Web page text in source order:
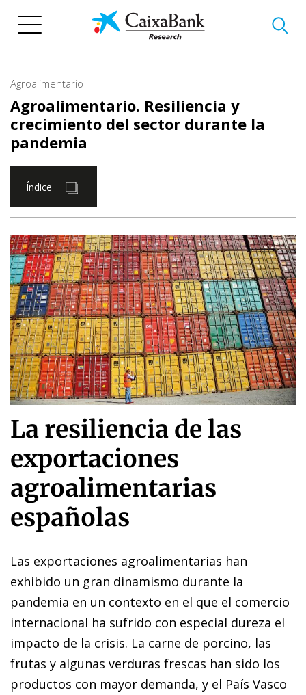
Agroalimentario
Agroalimentario. Resiliencia y
crecimiento del sector durante la
pandemia
Índice
La resiliencia de las
exportaciones
agroalimentarias
españolas
Las exportaciones agroalimentarias han
exhibido un gran dinamismo durante la
pandemia en un contexto en el que el comercio
internacional ha sufrido con especial dureza el
impacto de la crisis. La carne de porcino, las
frutas y algunas verduras frescas han sido los
productos con mayor demanda, y el País Vasco